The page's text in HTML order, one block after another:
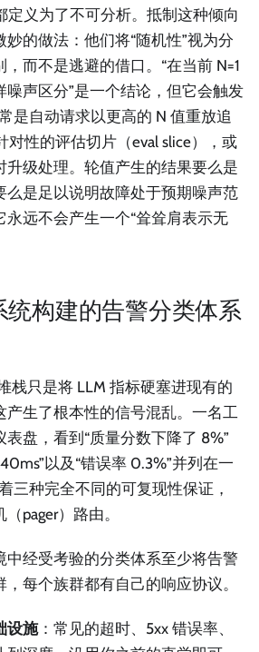
定义为了不可分析。抵制这种倾向
的做法：他们将“随机性”视为分
而不是逃避的借口。“在当前 N=1
噪声区分”是一个结论，但它会触发
是自动请求以更高的 N 值重放追
对性的评估切片（eval slice），或
升级处理。轮值产生的结果要么是
么是足以说明故障处于预期噪声范
永远不会产生一个“耸耸肩表示无
统构建的告警分类体系
栈只是将 LLM 指标硬塞进现有的
产生了根本性的信号混乱。一名工
盘，看到“质量分数下降了 8%”
以及“错误率 0.3%”并列在一
三种完全不同的可复现性保证，
pager）路由。
中经受考验的分类体系至少将告警
每个族群都有自己的响应协议。
设施：常见的超时、5xx 错误率、